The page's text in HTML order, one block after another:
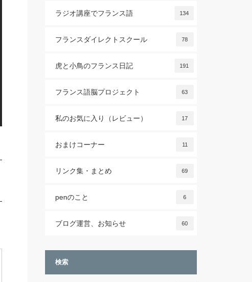
ラジオ講座でフランス語 134
フランスダイレクトスクール 78
虎と小鳥のフランス日記 191
フランス語脳プロジェクト 63
私のお気に入り（レビュー） 17
おまけコーナー 11
リンク集・まとめ 69
penのこと 6
ブログ運営、お知らせ 60
検索